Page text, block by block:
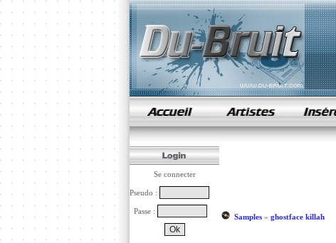
samples de rap
Se connecter
Pseudo :
Passe :
Samples» ghostface killah